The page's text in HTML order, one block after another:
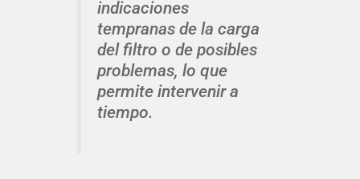
indicaciones
tempranas de la carga
del filtro o de posibles
problemas, lo que
permite intervenir a
tiempo.